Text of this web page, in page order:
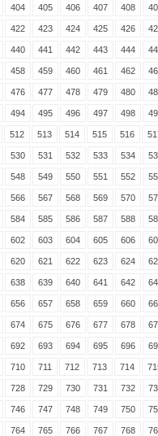
404 405 406 407 408
422 423 424 425 426
440 441 442 443 444
458 459 460 461 462
476 477 478 479 480
494 495 496 497 498
512 513 514 515 516
530 531 532 533 534
548 549 550 551 552
566 567 568 569 570
584 585 586 587 588
602 603 604 605 606
620 621 622 623 624
638 639 640 641 642
656 657 658 659 660
674 675 676 677 678
692 693 694 695 696
710 711 712 713 714
728 729 730 731 732
746 747 748 749 750
764 765 766 767 768